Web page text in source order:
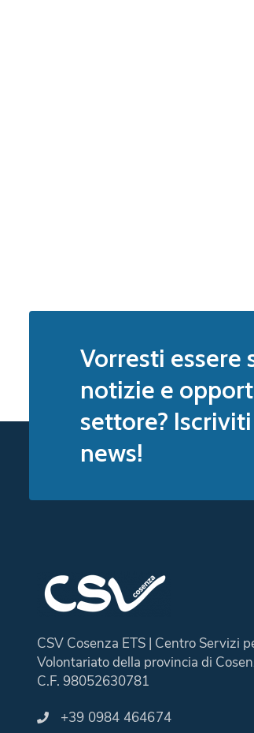
Vorresti essere
notizie e
settore?
news!
CSV Cosenza ETS | Centro Servizi
Volontariato della provincia di
C.F. 98052630781
+39 0984 464674